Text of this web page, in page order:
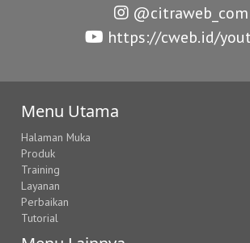
@citraweb_com
https://cweb.id/
Menu Utama
Halaman Muka
Produk
Training
Layanan
Perbaikan
Tutorial